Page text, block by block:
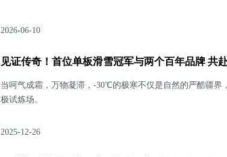
2026-06-10
见证传奇！首位单板滑雪冠军与两个百年品牌 共
当呵气成霜，万物凝滞，-30℃的极寒不仅是自然的严酷疆界
极试炼场。
2025-12-26